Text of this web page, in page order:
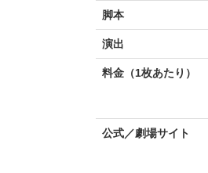
脚本
演出
料金（1枚あたり）
公式／劇場サイト